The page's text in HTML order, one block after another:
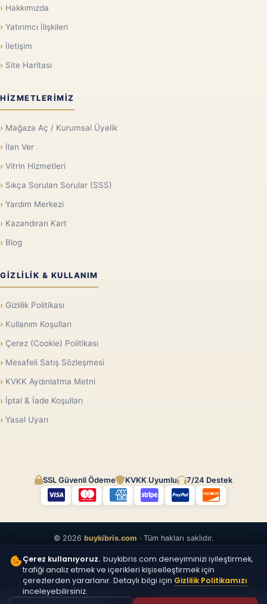
Hakkımızda
Yatırımcı İlişkileri
İletişim
Site Haritası
HIZMETLERIMIZ
Mağaza Aç / Kurumsal Üyelik
İlan Ver
Vitrin Hizmetleri
Sıkça Sorulan Sorular (SSS)
Yardım Merkezi
Kazandıran Kart
Blog
GIZLILIK & KULLANIM
Gizlilik Politikası
Kullanım Koşulları
Çerez (Cookie) Politikası
Mesafeli Satış Sözleşmesi
KVKK Aydınlatma Metni
İptal & İade Koşulları
Yasal Uyarı
SSL Güvenli Ödeme KVKK Uyumlu 7/24 Destek
© 2026 buykibris.com · Tüm hakları saklıdır.
Çerez kullanıyoruz. buykibris.com deneyiminizi iyileştirmek,
trafiği analiz etmek ve içerikleri kişiselleştirmek için
çerezlerden yararlanır. Detaylı bilgi için Gizlilik Politikamızı
inceleyebilirsiniz.